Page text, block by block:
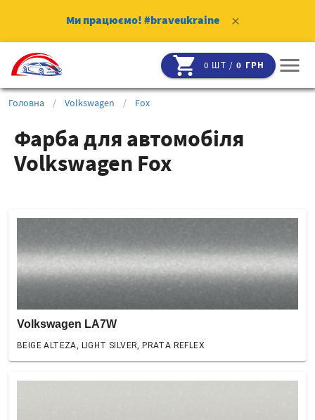
Ми працюємо! #braveukraine clear
shopping_cart 0 ШТ /0 ГРН menu
Головна / Volkswagen / Fox
Фарба для автомобіля
Volkswagen Fox
Volkswagen LA7W
BEIGE ALTEZA, LIGHT SILVER, PRATA REFLEX